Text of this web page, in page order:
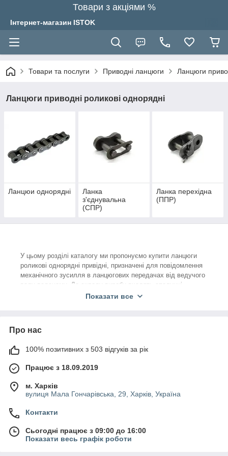
Товари з акціями %
Інтернет-магазин ISTOK
Товари та послуги Приводні ланцюги Ланцюги
Ланцюги приводні роликові однорядні
Ланцюи однорядні
Ланка
з'єднувальна
(СПР)
Ланка перехідна
(ППР)
У цьому розділі каталогу ми пропонуємо купити ланцюги
роликові однорядні привідні, призначені для повідомлення
механічного зусилля в ланцюгових передачах від ведучого
валу веденому. До складу виробу входять сполучні
(внутрішні) і перехідні (зовнішні) ланки, об'єднані між собою
обертові ролики. Перехідні частини – це дві пластини,
однорядні в інтернет-магазині, враховуйте два основних
Звертайте увагу і на діаметр валиків, їх довжину.
Якщо заглянути в каталог приводних ланцюгів нашого
магазину, крім приводних, можна виявити тягові версії. У
малим кроком, що сприяє зниженню динамічного
навантаження;
Показати все
Про нас
100% позитивних з 503 відгуків за рік
Працює з 18.09.2019
м. Харків
вулиця Мала Гончарівська, 29, Харків, Україна
Контакти
Сьогодні працює з 09:00 до 16:00
Показати весь графік роботи